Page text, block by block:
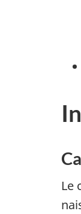
Le